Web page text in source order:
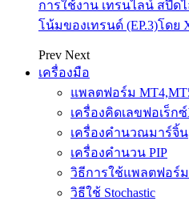
การใช้งาน เทรนไลน์ สปี
โน้มของเทรนด์ (EP.3)โดย
Prev Next
เครื่องมือ
แพลตฟอร์ม
เครื่องคิดเลขฟอเร็ก
เครื่องคำนวณมาร์จิ้น
เครื่องคำนวน PIP
วิธีการใช้แพลตฟอร์ม
วิธีใช้ Stochastic